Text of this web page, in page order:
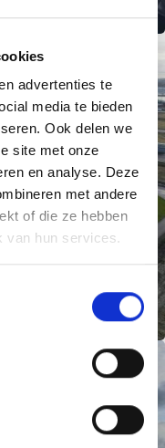
advertenties te
media te bieden
Ook delen we
site met onze
en analyse. Deze
met andere
of die ze hebben
van hun services.